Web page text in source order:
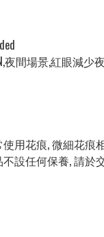
夜間場景,紅眼減少
用花痕, 微細花痕
設任何保養, 請於